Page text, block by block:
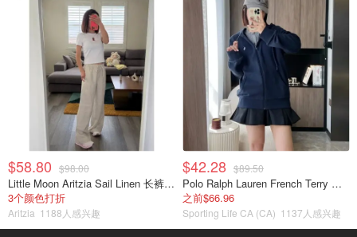
$58.80 $98.00
Little Moon Aritzia Sail Linen 长裤 麻织
3个颜色打折
Aritzia 1188人感兴趣
$42.28 $89.50
Polo Ralph Lauren French Terry 女童连帽卫衣 7-16码
之前$66.96
Sporting Life CA (CA) 1137人感兴趣